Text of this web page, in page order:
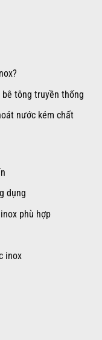
tông truyền thống
nước kém chất
dụng
phù hợp
inox